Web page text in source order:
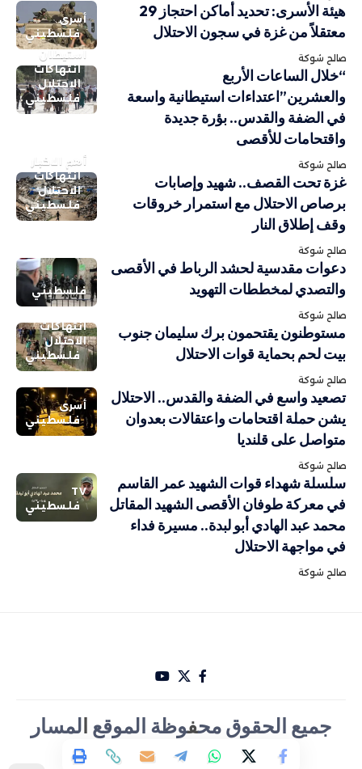
أسرى
فلسطيني
هيئة الأسرى: تحديد أماكن احتجاز 29
معتقلاً من غزة في سجون الاحتلال
صالح شوكة
استيطان
انتهاكات
الاحتلال
فلسطيني
“خلال الساعات الأربع
والعشرين”اعتداءات استيطانية واسعة
في الضفة والقدس.. بؤرة جديدة
واقتحامات للأقصى
صالح شوكة
أهم الاخبار
انتهاكات
الاحتلال
فلسطيني
غزة تحت القصف.. شهيد وإصابات
برصاص الاحتلال مع استمرار خروقات
وقف إطلاق النار
صالح شوكة
فلسطيني
دعوات مقدسية لحشد الرباط في الأقصى
والتصدي لمخططات التهويد
صالح شوكة
انتهاكات
الاحتلال
فلسطيني
مستوطنون يقتحمون برك سليمان جنوب
بيت لحم بحماية قوات الاحتلال
صالح شوكة
أسرى
فلسطيني
تصعيد واسع في الضفة والقدس.. الاحتلال
يشن حملة اقتحامات واعتقالات بعدوان
متواصل على قلنديا
صالح شوكة
TV
فلسطيني
سلسلة شهداء قوات الشهيد عمر القاسم
في معركة طوفان الأقصى الشهيد المقاتل
محمد عبد الهادي أبو لبدة.. مسيرة فداء
في مواجهة الاحتلال
صالح شوكة
جميع الحقوق محفوظة الموقع المسار
الأخباري تصميم Hakam